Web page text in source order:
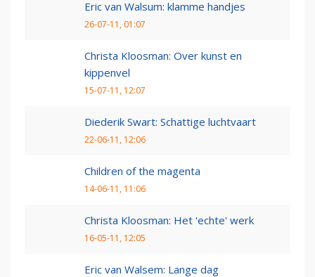
Eric van Walsum: klamme handjes
26-07-11, 01:07
Christa Kloosman: Over kunst en
kippenvel
15-07-11, 12:07
Diederik Swart: Schattige luchtvaart
22-06-11, 12:06
Children of the magenta
14-06-11, 11:06
Christa Kloosman: Het 'echte' werk
16-05-11, 12:05
Eric van Walsem: Lange dag